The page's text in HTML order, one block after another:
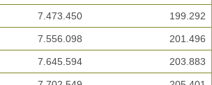
7.473.450 199.292
7.556.098 201.496
7.645.594 203.883